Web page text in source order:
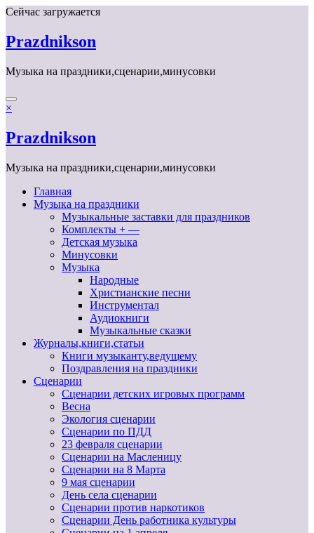
Перейти
содержимому
Сейчас загружается
Prazdnikson
Музыка на праздники,сценарии,минусовки
×
Prazdnikson
Музыка на праздники,сценарии,минусовки
Главная
Музыка на праздники
Музыкальные заставки для праздников
Комплекты + —
Детская музыка
Минусовки
Музыка
Народные
Христианские песни
Инструментал
Аудиокниги
Музыкальные сказки
Журналы,книги,статьи
Книги музыканту,ведущему
Поздравления на праздники
Сценарии
Сценарии детских игровых программ
Весна
Экология сценарии
Сценарии по ПДД
23 февраля сценарии
Сценарии на Масленицу
Сценарии на 8 Марта
9 мая сценарии
День села сценарии
Сценарии против наркотиков
Сценарии День работника культуры